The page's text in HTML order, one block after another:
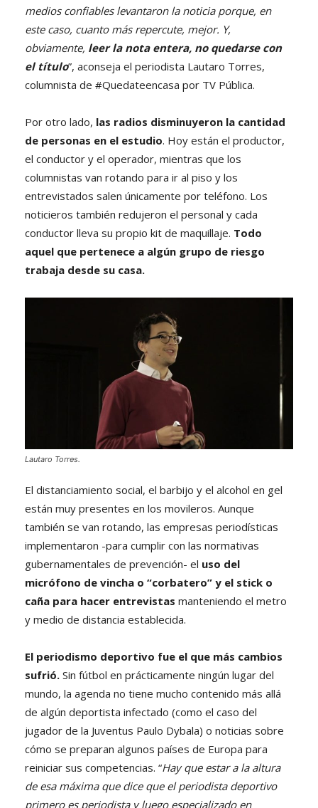
medios confiables levantaron la noticia porque, en
este caso, cuanto más repercute, mejor. Y,
obviamente, leer la nota entera, no quedarse con
el título”, aconseja el periodista Lautaro Torres,
columnista de #Quedateencasa por TV Pública.
Por otro lado, las radios disminuyeron la cantidad
de personas en el estudio. Hoy están el productor,
el conductor y el operador, mientras que los
columnistas van rotando para ir al piso y los
entrevistados salen únicamente por teléfono. Los
noticieros también redujeron el personal y cada
conductor lleva su propio kit de maquillaje. Todo
aquel que pertenece a algún grupo de riesgo
trabaja desde su casa.
Lautaro Torres.
El distanciamiento social, el barbijo y el alcohol en gel
están muy presentes en los movileros. Aunque
también se van rotando, las empresas periodísticas
implementaron -para cumplir con las normativas
gubernamentales de prevención- el uso del
micrófono de vincha o “corbatero” y el stick o
caña para hacer entrevistas manteniendo el metro
y medio de distancia establecida.
El periodismo deportivo fue el que más cambios
sufrió. Sin fútbol en prácticamente ningún lugar del
mundo, la agenda no tiene mucho contenido más allá
de algún deportista infectado (como el caso del
jugador de la Juventus Paulo Dybala) o noticias sobre
cómo se preparan algunos países de Europa para
reiniciar sus competencias. “Hay que estar a la altura
de esa máxima que dice que el periodista deportivo
primero es periodista y luego especializado en